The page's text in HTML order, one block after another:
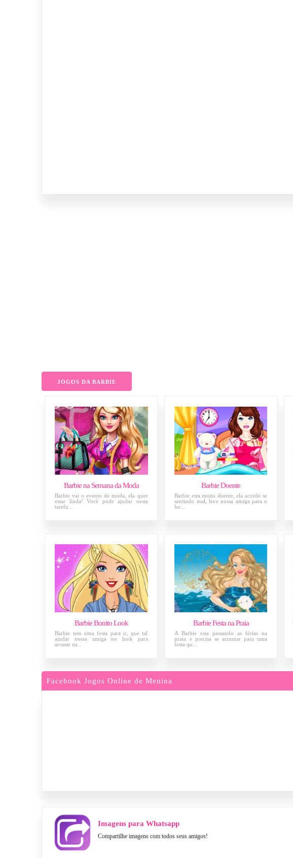
JOGOS DA BARBIE
Barbie na Semana da Moda
Barbie vai o evento de moda, ela quer
estar linda! Você pode ajudar nesta
tarefa...
Barbie Doente
Barbie esta muito doente, ela acordo se
sentindo mal, leve nossa amiga para o
ho...
Barbie Bonito Look
Barbie tem uma festa para ir, que tal
ajudar nossa amiga no look para
arrasar na...
Barbie Festa na Praia
A Barbie esta passando as férias na
praia e precisa se arrumar para uma
festa qu...
Facebook Jogos Online de Menina
Imagens para Whatsapp
Compartilhe imagens com todos seus amigos!